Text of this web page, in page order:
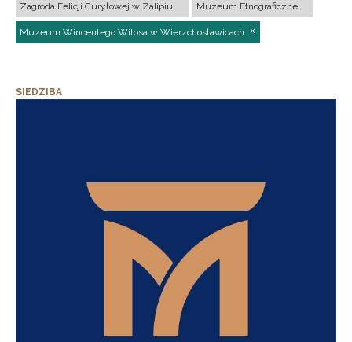
Zagroda Felicji Curyłowej w Zalipiu Muzeum Etnograficzne
Muzeum Wincentego Witosa w Wierzchosławicach
SIEDZIBA